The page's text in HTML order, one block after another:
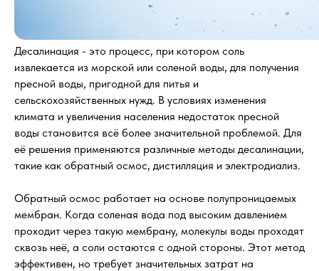
Десалинация - это процесс, при котором соль
извлекается из морской или соленой воды, для получения
пресной воды, пригодной для питья и
сельскохозяйственных нужд. В условиях изменения
климата и увеличения населения недостаток пресной
воды становится всё более значительной проблемой. Для
её решения применяются различные методы десалинации,
такие как обратный осмос, дистилляция и электродиализ.
Обратный осмос работает на основе полупроницаемых
мембран. Когда соленая вода под высоким давлением
проходит через такую мембрану, молекулы воды проходят
сквозь неё, а соли остаются с одной стороны. Этот метод
эффективен, но требует значительных затрат на